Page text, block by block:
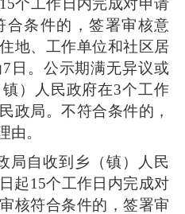
个工作日内完成对申请
合条件的，签署审核意
地、工作单位和社区居
日。公示期满无异议或
）人民政府在3个工作
政局。不符合条件的，
由。
局自收到乡（镇）人民
起15个工作日内完成对
核符合条件的，签署审